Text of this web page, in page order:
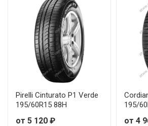
Joyroad HP RX3 195/55R15 85V
Joyroad HP RX3 205/60R16 92V
Pirelli Cinturato P1 Verde
195/60R15 88H
от 5 120 ₽
195/
от 4